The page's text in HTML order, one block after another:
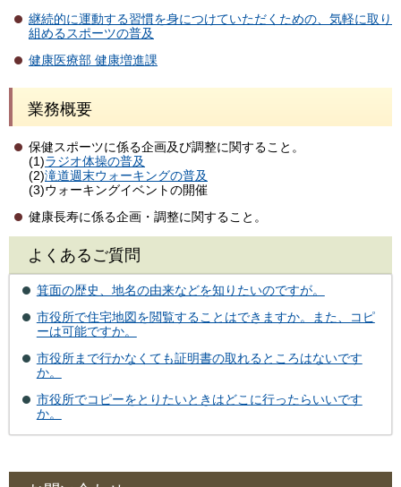
継続的に運動する習慣を身につけていただくための、気軽に取り
組めるスポーツの普及
健康医療部 健康増進課
業務概要
保健スポーツに係る企画及び調整に関すること。
(1)ラジオ体操の普及
(2)滝道週末ウォーキングの普及
(3)ウォーキングイベントの開催
健康長寿に係る企画・調整に関すること。
よくあるご質問
箕面の歴史、地名の由来などを知りたいのですが。
市役所で住宅地図を閲覧することはできますか。また、コピ
ーは可能ですか。
市役所まで行かなくても証明書の取れるところはないです
か。
市役所でコピーをとりたいときはどこに行ったらいいです
か。